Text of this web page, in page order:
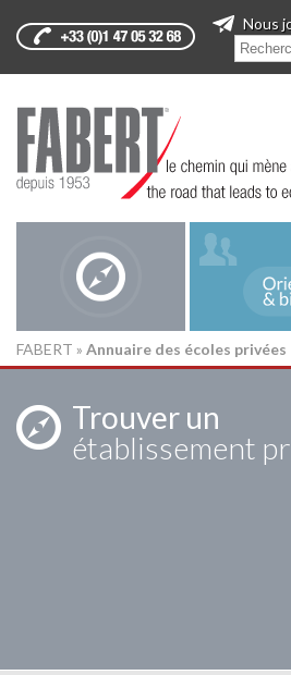
Nous
FABERT » Annuaire des écoles privées
Trouver un
établissement